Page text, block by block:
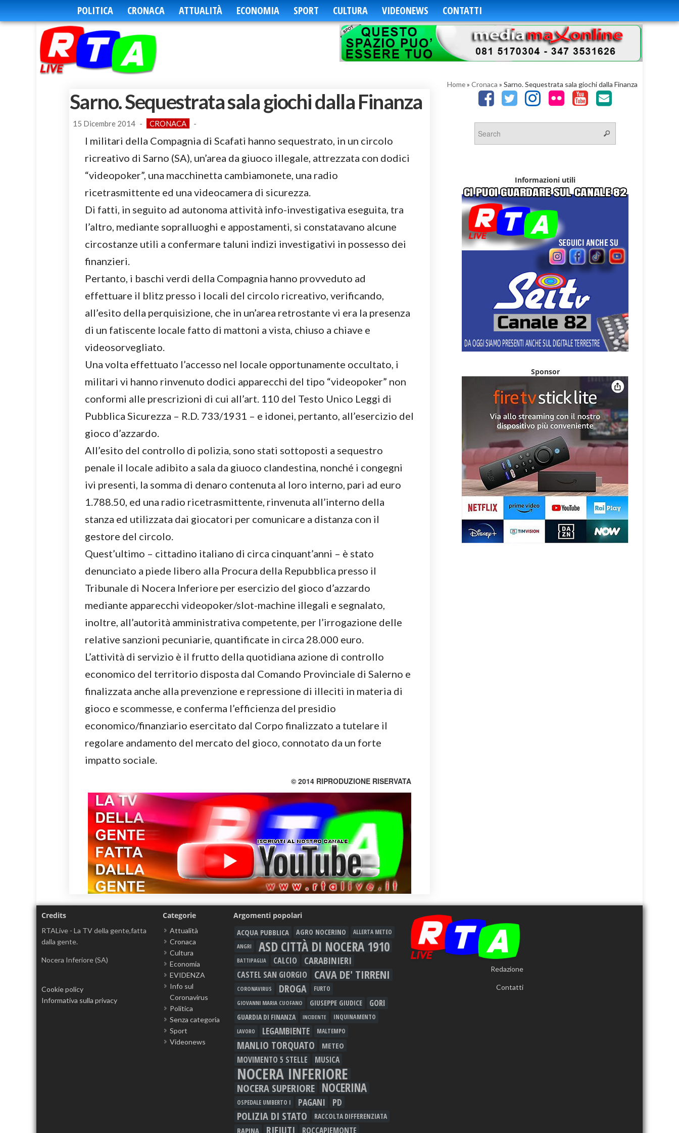
POLITICA CRONACA ATTUALITÀ ECONOMIA SPORT CULTURA VIDEONEWS CONTATTI
Home» Cronaca » Sarno. Sequestrata sala giochi dalla Finanza
Sarno. Sequestrata sala giochi dalla Finanza
15 Dicembre 2014 - CRONACA -
I militari della Compagnia di Scafati hanno sequestrato, in un circolo
ricreativo di Sarno (SA), un’area da giuoco illegale, attrezzata con dodici
“videopoker”, una macchinetta cambiamonete, una radio
ricetrasmittente ed una videocamera di sicurezza.
Di fatti, in seguito ad autonoma attività info-investigativa eseguita, tra
l’altro, mediante sopralluoghi e appostamenti, si constatavano alcune
circostanze utili a confermare taluni indizi investigativi in possesso dei
finanzieri.
Pertanto, i baschi verdi della Compagnia hanno provveduto ad
effettuare il blitz presso i locali del circolo ricreativo, verificando,
all’esito della perquisizione, che in un’area retrostante vi era la presenza
di un fatiscente locale fatto di mattoni a vista, chiuso a chiave e
videosorvegliato.
Una volta effettuato l’accesso nel locale opportunamente occultato, i
militari vi hanno rinvenuto dodici apparecchi del tipo “videopoker” non
conformi alle prescrizioni di cui all’art. 110 del Testo Unico Leggi di
Pubblica Sicurezza – R.D. 733/1931 – e idonei, pertanto, all’esercizio del
gioco d’azzardo.
All’esito del controllo di polizia, sono stati sottoposti a sequestro
penale il locale adibito a sala da giuoco clandestina, nonché i congegni
ivi presenti, la somma di denaro contenuta al loro interno, pari ad euro
1.788.50, ed una radio ricetrasmittente, rinvenuta all’interno della
stanza ed utilizzata dai giocatori per comunicare a distanza con il
gestore del circolo.
Quest’ultimo – cittadino italiano di circa cinquant’anni – è stato
denunciato a piede libero alla Procura della Repubblica presso il
Tribunale di Nocera Inferiore per esercizio del gioco d’azzardo
mediante apparecchi videopoker/slot-machine illegali e segnalato,
inoltre, all’autorità amministrativa competente, per l’irrogazione delle
relative sanzioni pecuniarie, quantificate in circa 28.000 euro.
L’attività di servizio è il frutto della quotidiana azione di controllo
economico del territorio disposta dal Comando Provinciale di Salerno e
finalizzata anche alla prevenzione e repressione di illeciti in materia di
gioco e scommesse, e conferma l’efficienza del presidio
economico/finanziario esercitato dal Corpo finalizzato a tutelare il
regolare andamento del mercato del gioco, connotato da un forte
impatto sociale.
© 2014 RIPRODUZIONE RISERVATA
Informazioni utili
Sponsor
Credits
RTALive - La TV della gente,fatta
dalla gente.
Nocera Inferiore (SA)
Cookie policy
Informativa sulla privacy
Categorie
Attualità
Cronaca
Cultura
Economia
EVIDENZA
Info sul
Coronavirus
Politica
Senza categoria
Sport
Videonews
Argomenti popolari
ACQUA PUBBLICA AGRO NOCERINO
ALLERTA METEO
ANGRI
ASD CITTÀ DI NOCERA 1910
BATTIPAGLIA CALCIO CARABINIERI
CASTEL SAN GIORGIO CAVA DE' TIRRENI
CORONAVIRUS DROGA FURTO
GIOVANNI MARIA CUOFANO GIUSEPPE GIUDICE GORI
GUARDIA DI FINANZA INCIDENTE INQUINAMENTO
LAVORO LEGAMBIENTE MALTEMPO
MANLIO TORQUATO METEO
MOVIMENTO 5 STELLE MUSICA
NOCERA INFERIORE
NOCERA SUPERIORE NOCERINA
OSPEDALE UMBERTO I PAGANI PD
POLIZIA DI STATO RACCOLTA DIFFERENZIATA
RAPINA ROCCAPIEMONTE
Redazione
Contatti